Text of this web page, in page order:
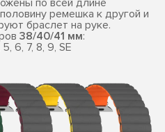
по всей длине
ремешка к другой и
браслет на руке.
38/40/41 мм:
6, 7, 8, 9, SE